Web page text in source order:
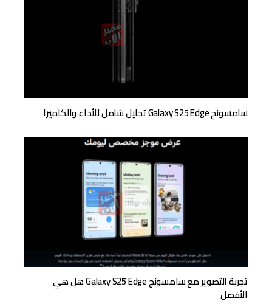
سامسونج Galaxy S25 Edge تحليل شامل للأداء والكاميرا
تجربة التصوير مع سامسونج Galaxy S25 Edge هل هي
الأفضل